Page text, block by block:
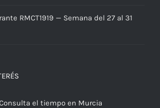
RMCT1919 — Semana del 27 al 31
el tiempo en Murcia